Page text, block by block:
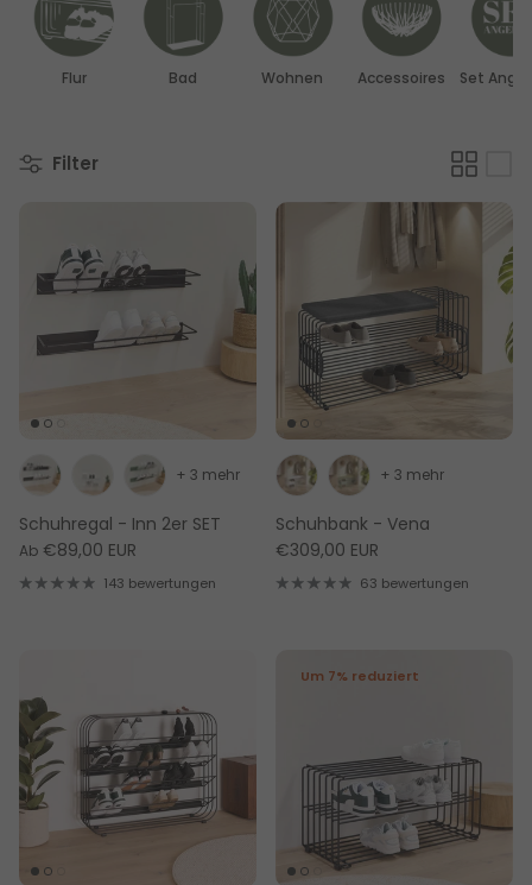
Flur Bad Wohnen Accessoires Set
Filter
Schuhregal - Inn 2er SET
Ab €89,00 EUR
+ 3 mehr
143 bewertungen
Schuhbank - Vena
€309,00 EUR
+ 3 mehr
63 bewertungen
Um 7% reduziert